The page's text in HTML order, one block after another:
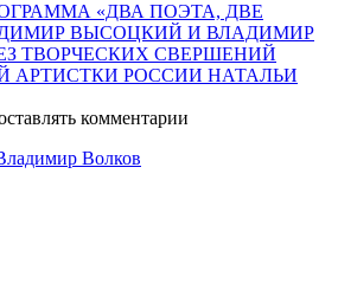
«ДВА ПОЭТА, ДВЕ
ВЫСОЦКИЙ И ВЛАДИМИР
ТВОРЧЕСКИХ СВЕРШЕНИЙ
АРТИСТКИ РОССИИ НАТАЛЬИ
комментарии